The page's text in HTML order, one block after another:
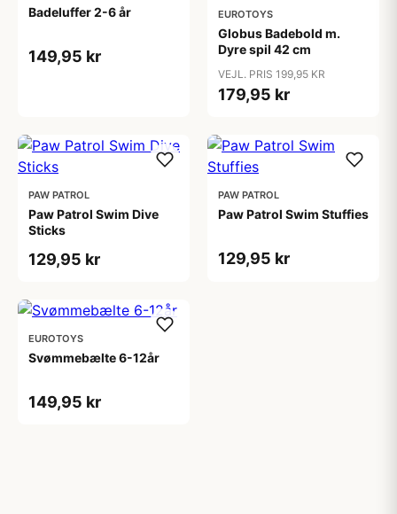
Badeluffer 2-6 år
149,95 kr
EUROTOYS
Globus Badebold m.
Dyre spil 42 cm
VEJL. PRIS 199,95 KR
179,95 kr
PAW PATROL
Paw Patrol Swim Dive
Sticks
129,95 kr
PAW PATROL
Paw Patrol Swim Stuffies
129,95 kr
EUROTOYS
Svømmebælte 6-12år
149,95 kr